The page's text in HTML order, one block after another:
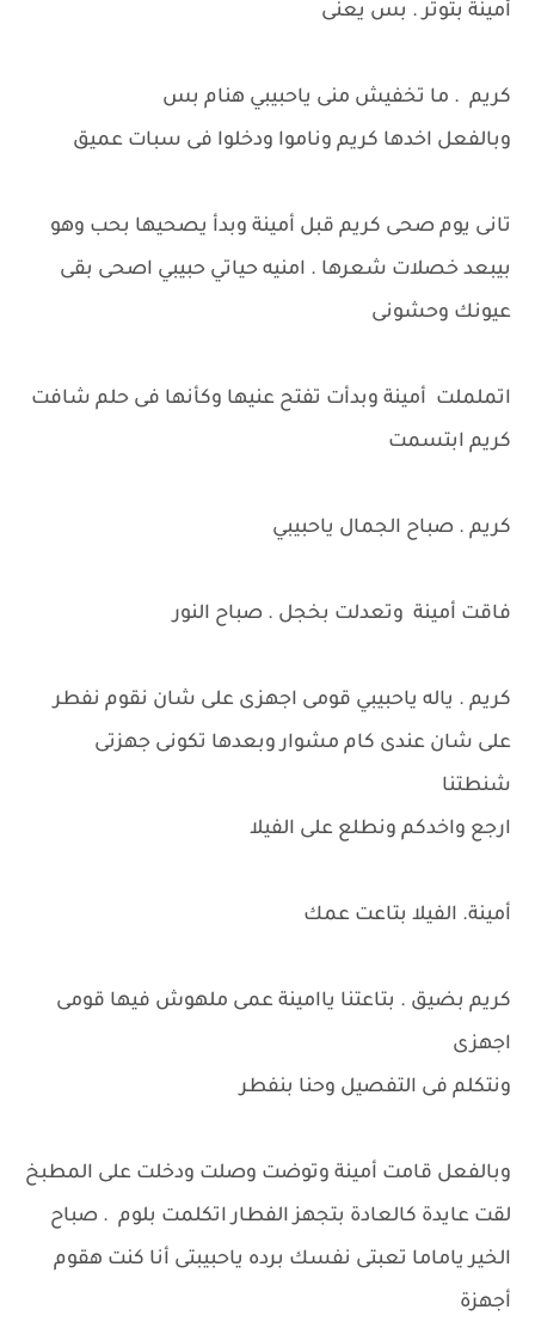
أمينة بتوتر . بس يعنى
كريم . ما تخفيش منى ياحبيبي هنام بس
وبالفعل اخدها كريم وناموا ودخلوا فى سبات عميق
تانى يوم صحى كريم قبل أمينة وبدأ يصحيها بحب وهو
بيبعد خصلات شعرها . امنيه حياتي حبيبي اصحى بقى
عيونك وحشونى
اتململت أمينة وبدأت تفتح عنيها وكأنها فى حلم شافت
كريم ابتسمت
كريم . صباح الجمال ياحبيبي
فاقت أمينة وتعدلت بخجل . صباح النور
كريم . ياله ياحبيبي قومى اجهزى على شان نقوم نفطر
على شان عندى كام مشوار وبعدها تكونى جهزتى
شنطتنا
ارجع واخدكم ونطلع على الفيلا
أمينة. الفيلا بتاعت عمك
كريم بضيق . بتاعتنا ياامينة عمى ملهوش فيها قومى
اجهزى
ونتكلم فى التفصيل وحنا بنفطر
وبالفعل قامت أمينة وتوضت وصلت ودخلت على المطبخ
لقت عايدة كالعادة بتجهز الفطار اتكلمت بلوم . صباح
الخير ياماما تعبتى نفسك برده ياحبيبتى أنا كنت هقوم
أجهزة